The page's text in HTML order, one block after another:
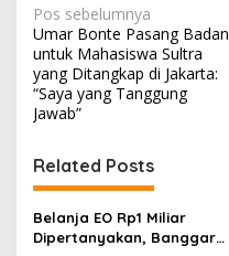
N
a
v
i
a
s
i
Pos sebelumnya
Umar Bonte Pasang Badan
untuk Mahasiswa Sultra
yang Ditangkap di Jakarta:
“Saya yang Tanggung
Jawab”
Related Posts
Belanja EO Rp1 Miliar
Dipertanyakan, Banggar